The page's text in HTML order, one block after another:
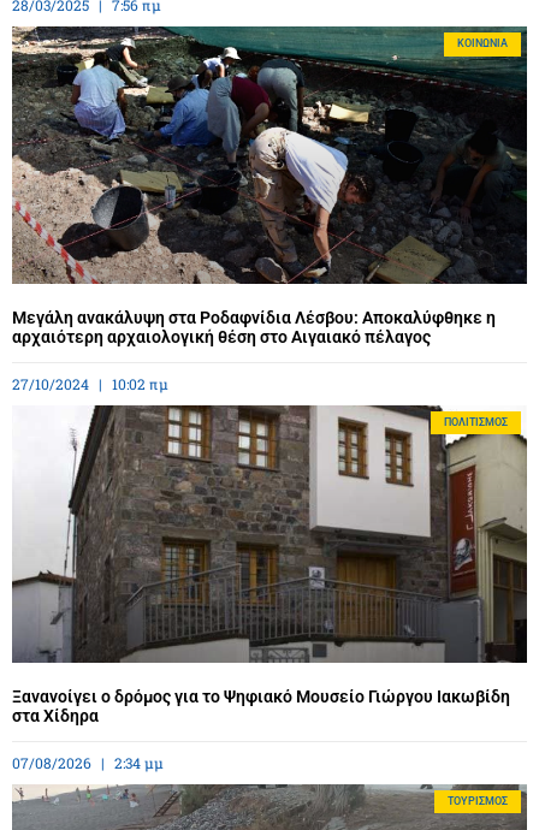
28/03/2025 7:56 πμ
ΚΟΙΝΩΝΊΑ
Μεγάλη ανακάλυψη στα Ροδαφνίδια Λέσβου: Αποκαλύφθηκε η
αρχαιότερη αρχαιολογική θέση στο Αιγαιακό πέλαγος
27/10/2024 10:02 πμ
ΠΟΛΙΤΙΣΜΌΣ
Ξανανοίγει ο δρόμος για το Ψηφιακό Μουσείο Γιώργου Ιακωβίδη
στα Χίδηρα
07/08/2026 2:34 μμ
ΤΟΥΡΙΣΜΌΣ